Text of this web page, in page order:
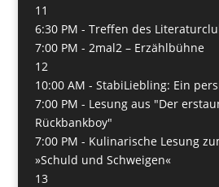
11
6:30 PM - Treffen des
7:00 PM - 2mal2 – Erzählbühne
12
10:00 AM - StabiLiebling: Ein
7:00 PM - Lesung aus "Der
Rückbankboy"
7:00 PM - Kulinarische Lesung
»Schuld und Schweigen«
13